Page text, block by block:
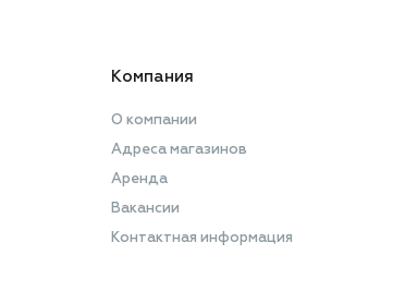
Компания
О компании
Адреса магазинов
Аренда
Вакансии
Контактная информация